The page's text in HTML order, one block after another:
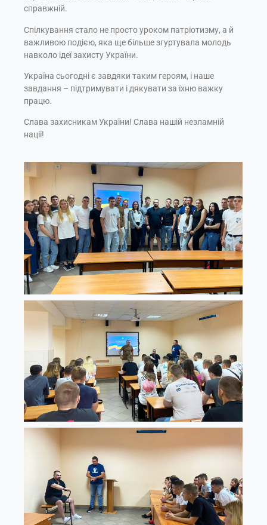
справжній.
Спілкування стало не просто уроком патріотизму, а й
важливою подією, яка ще більше згуртувала молодь
навколо ідеї захисту України.
Україна сьогодні є завдяки таким героям, і наше
завдання – підтримувати і дякувати за їхню важку
працю.
Слава захисникам України! Слава нашій незламній
нації!